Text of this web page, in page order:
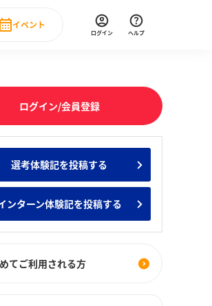
キング みんなのインターン人気企業ランキ
ュー
イベント
直近のイベント一覧
ログイン ヘルプ
ログイン/会員登録
選考体験記を投稿する
ンターン体験記を投稿する
てご利用される方